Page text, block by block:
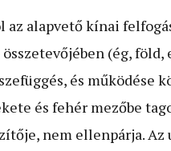
az alapvető kínai
(ég,
és működése
és fehér mezőbe
nem ellenpárja.